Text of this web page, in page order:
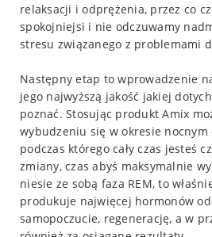
relaksacji i odprężenia, przez co
spokojniejsi i nie odczuwamy
stresu związanego z problemami
Następny etap to wprowadzenie
jego najwyższą jakość jakiej
poznać. Stosując produkt Amix
wybudzeniu się w okresie nocnym
podczas którego cały czas jesteś
zmiany, czas abyś maksymalnie
niesie ze sobą faza REM, to
produkuje najwięcej hormonów
samopoczucie, regenerację, a w